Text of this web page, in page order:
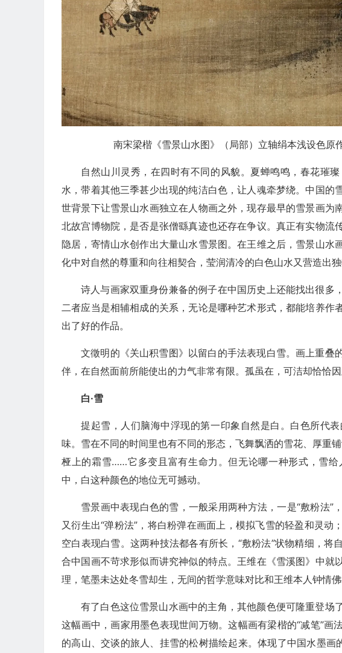
南宋梁楷《雪景山水图》（局部）立轴绢本浅设色
自然山川灵秀，在四时有不同的风貌。夏蝉鸣鸣，春花璀
水，带着其他三季甚少出现的纯洁白色，让人魂牵梦绕。中国
世背景下让雪景山水画独立在人物画之外，现存最早的雪景画为
北故宫博物院，是否是张僧繇真迹也还存在争议。真正有实物流
隐居，寄情山水创作出大量山水雪景图。在王维之后，雪景山水
化中对自然的尊重和向往相契合，莹润清冷的白色山水又营造出
诗人与画家双重身份兼备的例子在中国历史上还能找出很多
二者应当是相辅相成的关系，无论是哪种艺术形式，都能培养
出了好的作品。
文徵明的《关山积雪图》以留白的手法表现白雪。画上重叠
伴，在自然面前所能使出的力气非常有限。孤虽在，可洁却恰恰因
白·雪
提起雪，人们脑海中浮现的第一印象自然是白。白色所代
味。雪在不同的时间里也有不同的形态，飞舞飘洒的雪花、厚重
桠上的霜雪……它多变且富有生命力。但无论哪一种形式，雪
中，白这种颜色的地位无可撼动。
雪景画中表现白色的雪，一般采用两种方法，一是“敷粉法
又衍生出“弹粉法”，将白粉弹在画面上，模拟飞雪的轻盈和灵
空白表现白雪。这两种技法都各有所长，“敷粉法”状物精细，
合中国画不苛求形似而讲究神似的特点。王维在《雪溪图》中就
理，笔墨未达处冬雪却生，无间的哲学意味对比和王维本人钟情
有了白色这位雪景山水画中的主角，其他颜色便可隆重登场
这幅画中，画家用墨色表现世间万物。这幅画有梁楷的“减笔”
的高山、交谈的旅人、挂雪的松树描绘起来。体现了中国水墨画